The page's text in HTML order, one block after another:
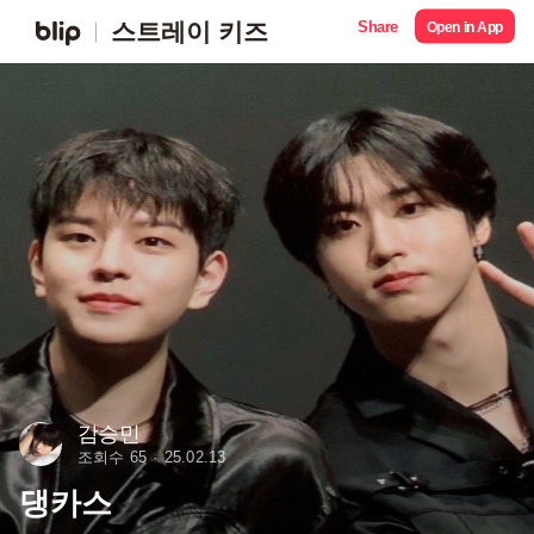
스트레이 키즈 Share Open in App
감승민
조회수 65 25.02.13
댕카스